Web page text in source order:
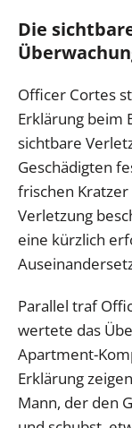
Die
Officer Cortes
Erklärung beim
sichtbare
Geschädigten
frischen
Verletzung
eine kürzlich
Parallel traf
wertete das
Apartment-
Erklärung
Mann, der den